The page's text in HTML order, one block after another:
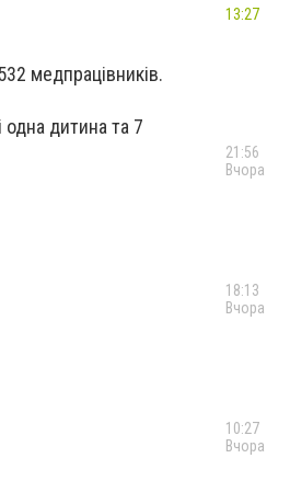
медпрацівників.
одна дитина та 7
13:27
21:56
Вчора
18:13
Вчора
10:27
Вчора